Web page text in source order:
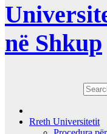
në Shkup
Rreth Universitetit